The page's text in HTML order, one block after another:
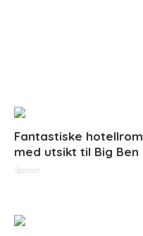
Fantastiske hotellrom
med utsikt til Big Ben
Sponset